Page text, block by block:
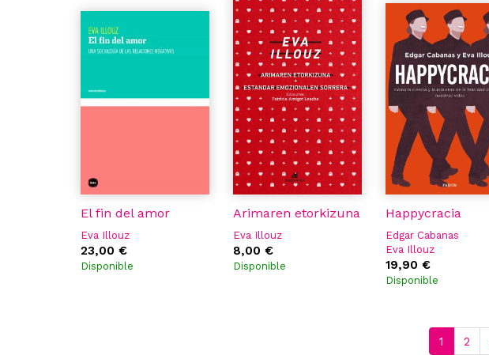
El fin del amor
Eva Illouz
23,00 €
Disponible
Arimaren etorkizuna
Eva Illouz
8,00 €
Disponible
Happycracia
Edgar Cabanas
Eva Illouz
19,90 €
Disponible
1 2